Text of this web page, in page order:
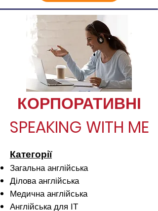
КОРПОРАТИВНІ
SPEAKING WITH ME
Категорії
Загальна англійська
Ділова англійська
Медична англійська
Англійська для ІТ